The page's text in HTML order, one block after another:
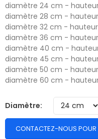
diamètre 24 cm -
diamètre 28 cm -
diamètre 32 cm -
diamètre 36 cm -
diamètre 40 cm -
diamètre 45 cm -
diamètre 50 cm -
diamètre 60 cm -
Diamètre
CONTACTEZ-NOUS